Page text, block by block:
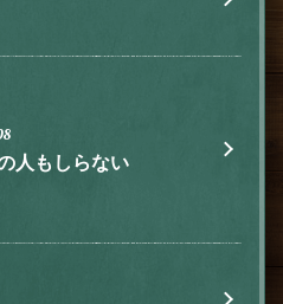
人もしらない
をシェアする
ンライフビルヂング2F